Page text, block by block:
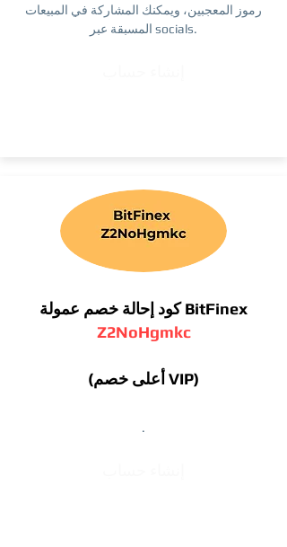
رموز المعجبين، ويمكنك المشاركة في المبيعات
المسبقة عبر socials.
كود إحالة خصم عمولة BitFinex
Z2NoHgmkc
(أعلى خصم VIP)
.